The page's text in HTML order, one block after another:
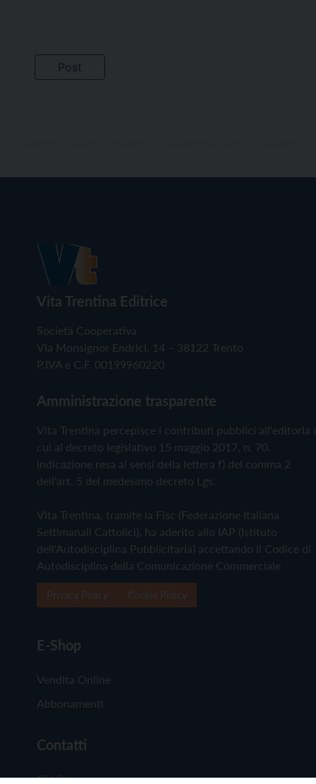
Vita Trentina Editrice
Società Cooperativa
Via Monsignor Endrici, 14 – 38122 Trento
P.IVA e C.F. 00199960220
Amministrazione trasparente
Vita Trentina percepisce i contributi pubblici all'editoria
cui al decreto legislativo 15 maggio 2017, n. 70.
Indicazione resa ai sensi della lettera f) del comma 2
dell'art. 5 del medesimo decreto Lgs.
Vita Trentina, tramite la Fisc (Federazione Italiana
Settimanali Cattolici), ha aderito allo IAP (Istituto
dell'Autodisciplina Pubblicitaria) accettando il Codice di
Autodisciplina della Comunicazione Commerciale
E-Shop
Vendita Online
Abbonamenti
Contatti
Chi Siamo